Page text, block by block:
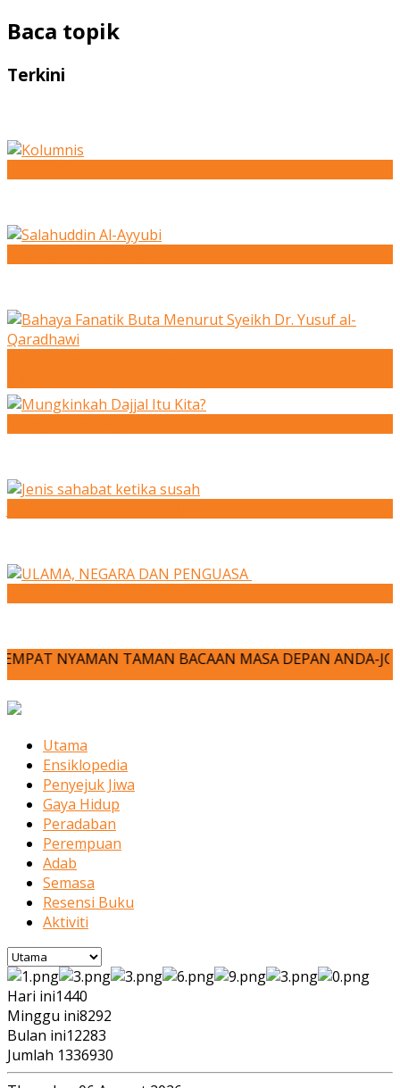
Baca topik
Terkini
NYAMAN TAMAN BACAAN MASA DEPAN ANDA-
Utama
Ensiklopedia
Penyejuk Jiwa
Gaya Hidup
Peradaban
Perempuan
Adab
Semasa
Resensi Buku
Aktiviti
Hari ini1440
Minggu ini8292
Bulan ini12283
Jumlah 1336930